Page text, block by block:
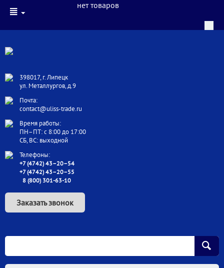
398017, г. Липецк
ул. Металлургов, д.9
Почта:
contact@uliss-trade.ru
Время работы:
ПН–ПТ: с 8:00 до 17:00
СБ, ВС: выходной
Телефоны:
+7 (4742) 43–20–54
+7 (4742) 43–20–55
8 (800) 301-63-10
Заказать звонок
нет товаров